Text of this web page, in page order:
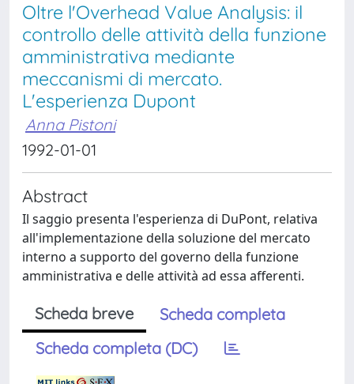
Oltre l'Overhead Value Analysis: il
controllo delle attività della funzione
amministrativa mediante
meccanismi di mercato.
L'esperienza Dupont
Anna Pistoni
1992-01-01
Abstract
Il saggio presenta l'esperienza di DuPont, relativa
all'implementazione della soluzione del mercato
interno a supporto del governo della funzione
amministrativa e delle attività ad essa afferenti.
Scheda breve
Scheda completa
Scheda completa (DC)